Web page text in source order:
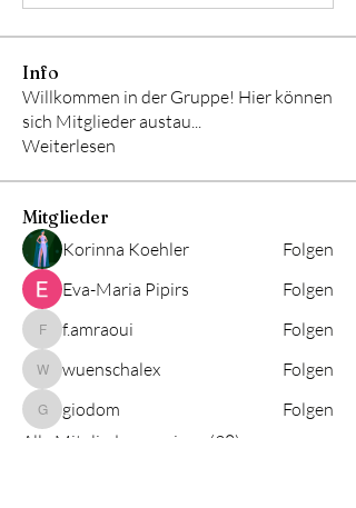
Info
Willkommen in der Gruppe! Hier können
sich Mitglieder austau...
Weiterlesen
Mitglieder
Korinna Koehler
Folgen
Eva-Maria Pipirs
Folgen
f.amraoui
f.amraoui Folgen
wuenschalex
wuenschalex Folgen
giodomgiodom
Folgen
Alle Mitglieder anzeigen (38)